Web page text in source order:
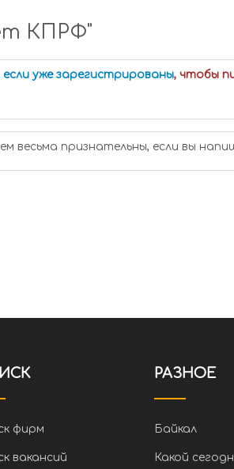
КПРФ"
уже зарегистрированы, чтобы
весьма признательны, если вы
фирм
вакансий
РАЗНОЕ
Байкал
Какой